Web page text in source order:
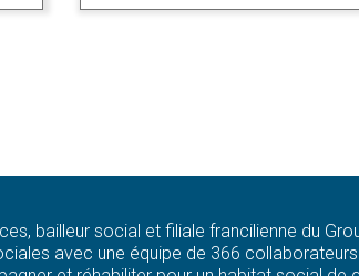
bailleur social et filiale francilienne du
avec une équipe de 366